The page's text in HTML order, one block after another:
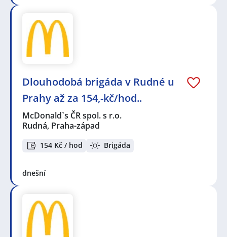
Dlouhodobá brigáda v Rudné u
Prahy až za 154,-kč/hod..
McDonald`s ČR spol. s r.o.
Rudná, Praha-západ
154 Kč / hod Brigáda
dnešní